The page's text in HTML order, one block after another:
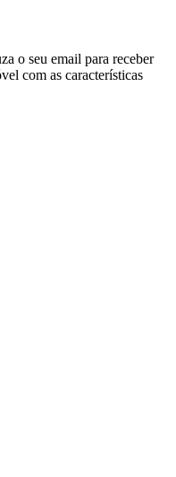
o seu email para receber
com as características